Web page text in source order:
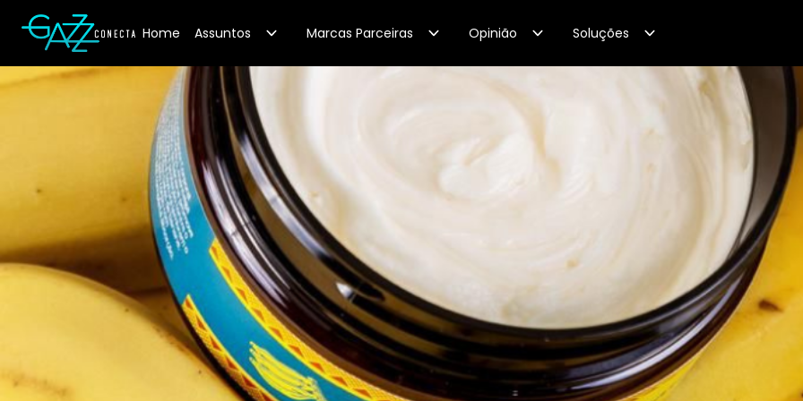
Your Company Home Assuntos Marcas Parceiras Opinião Soluções